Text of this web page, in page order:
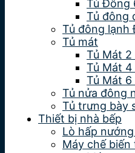
Tủ Đông
Tủ đông
Tủ đông lạnh
Tủ mát
Tủ Mát 2
Tủ Mát 4
Tủ Mát 6
Tủ nửa đông
Tủ trưng bày
Thiết bị nhà bếp
Lò hấp
Máy chế